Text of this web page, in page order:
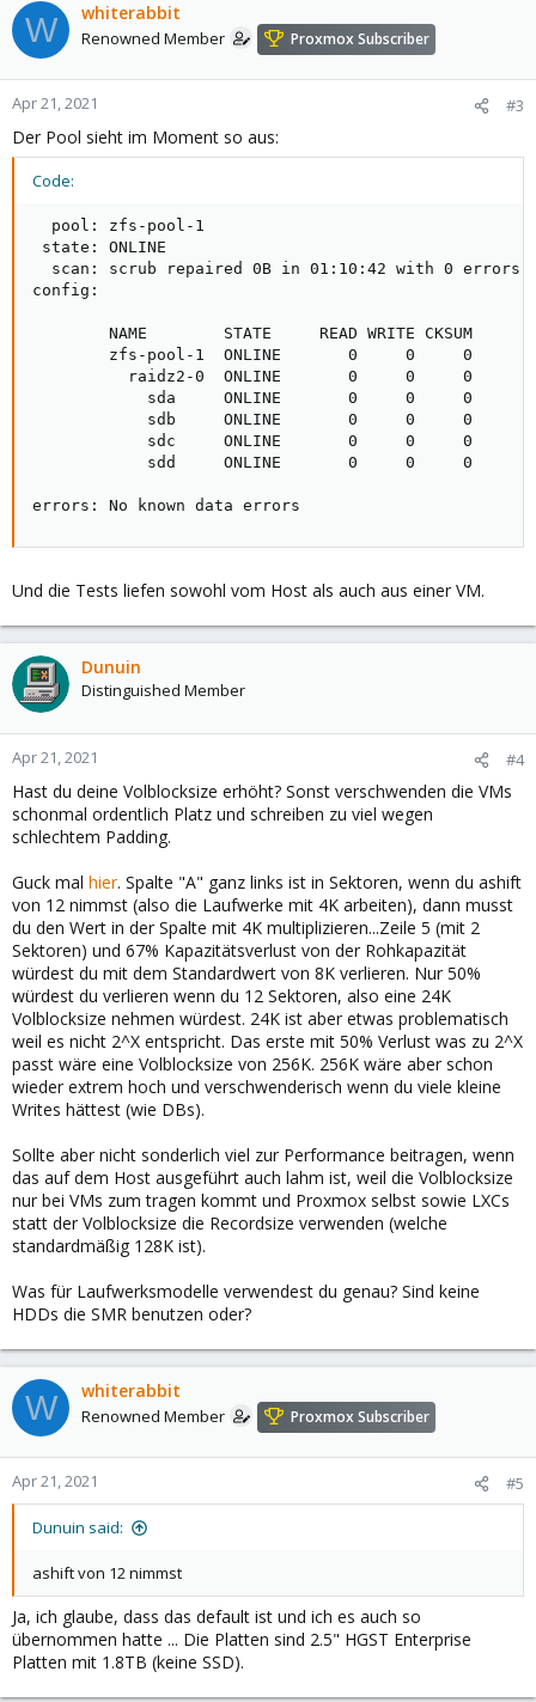
W whiterabbit
Renowned Member Proxmox Subscriber
Apr 21, 2021 #3
Der Pool sieht im Moment so aus:
Code:
  pool: zfs-pool-1
state: ONLINE
scan: scrub repaired 0B in 01:10:42 with 0 errors
config:
        NAME        STATE     READ WRITE CKSUM
        zfs-pool-1  ONLINE       0     0     0
          raidz2-0  ONLINE       0     0     0
            sda     ONLINE       0     0     0
            sdb     ONLINE       0     0     0
            sdc     ONLINE       0     0     0
            sdd     ONLINE       0     0     0
errors: No known data errors
Und die Tests liefen sowohl vom Host als auch aus einer VM.
Dunuin
Distinguished Member
Apr 21, 2021 #4
Hast du deine Volblocksize erhöht? Sonst verschwenden die VMs
schonmal ordentlich Platz und schreiben zu viel wegen
schlechtem Padding.
Guck mal hier. Spalte "A" ganz links ist in Sektoren, wenn du ashift
von 12 nimmst (also die Laufwerke mit 4K arbeiten), dann musst
du den Wert in der Spalte mit 4K multiplizieren...Zeile 5 (mit 2
Sektoren) und 67% Kapazitätsverlust von der Rohkapazität
würdest du mit dem Standardwert von 8K verlieren. Nur 50%
würdest du verlieren wenn du 12 Sektoren, also eine 24K
Volblocksize nehmen würdest. 24K ist aber etwas problematisch
weil es nicht 2^X entspricht. Das erste mit 50% Verlust was zu 2^X
passt wäre eine Volblocksize von 256K. 256K wäre aber schon
wieder extrem hoch und verschwenderisch wenn du viele kleine
Writes hättest (wie DBs).
Sollte aber nicht sonderlich viel zur Performance beitragen, wenn
das auf dem Host ausgeführt auch lahm ist, weil die Volblocksize
nur bei VMs zum tragen kommt und Proxmox selbst sowie LXCs
statt der Volblocksize die Recordsize verwenden (welche
standardmäßig 128K ist).
Was für Laufwerksmodelle verwendest du genau? Sind keine
HDDs die SMR benutzen oder?
W whiterabbit
Renowned Member Proxmox Subscriber
Apr 21, 2021 #5
Dunuin said:
ashift von 12 nimmst
Ja, ich glaube, dass das default ist und ich es auch so
übernommen hatte ... Die Platten sind 2.5" HGST Enterprise
Platten mit 1.8TB (keine SSD).